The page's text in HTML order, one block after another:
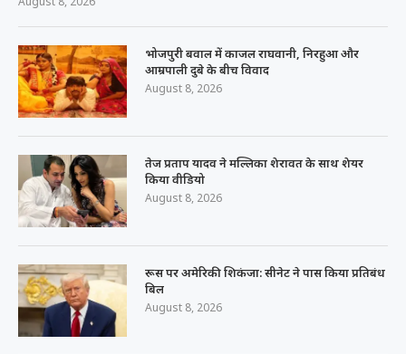
भोजपुरी बवाल में काजल राघवानी, निरहुआ और
आम्रपाली दुबे के बीच विवाद
August 8, 2026
तेज प्रताप यादव ने मल्लिका शेरावत के साथ शेयर
किया वीडियो
August 8, 2026
रूस पर अमेरिकी शिकंजा: सीनेट ने पास किया प्रतिबंध
बिल
August 8, 2026